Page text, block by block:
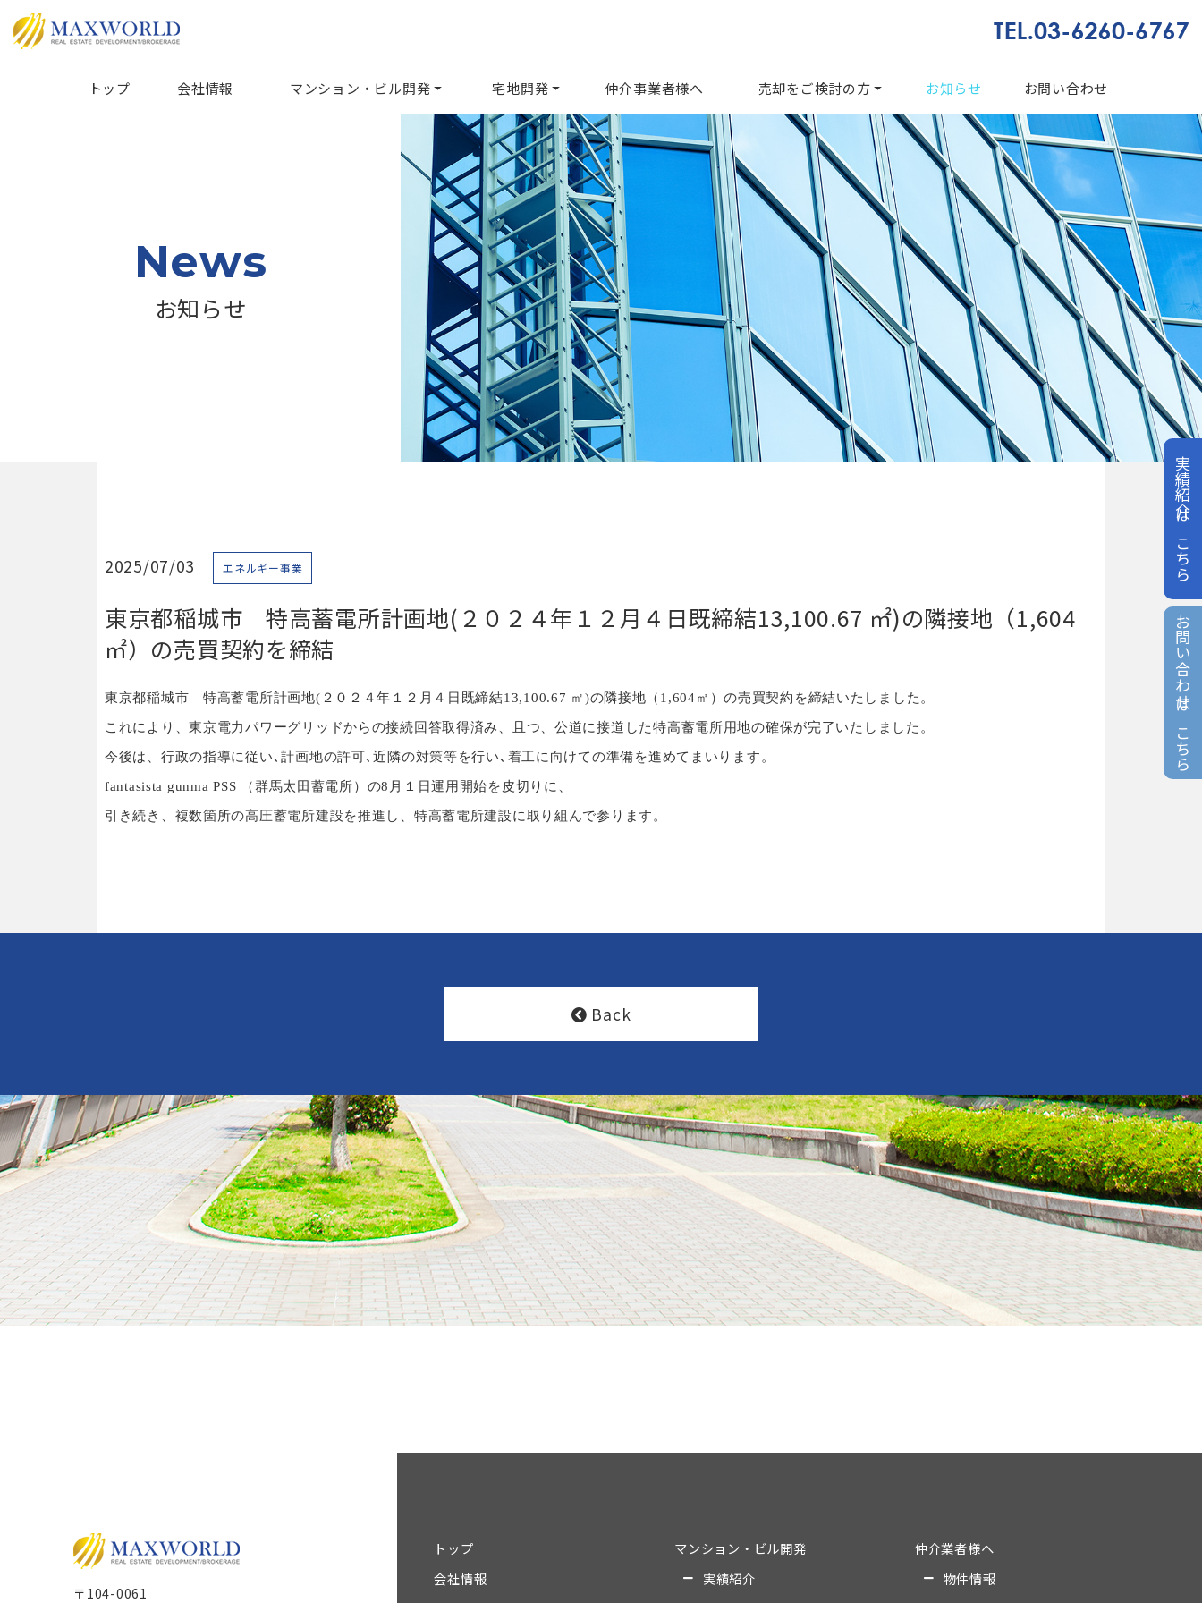
トップ 会社情報 マンション・ビル開発 宅地開発 仲介事業者様へ 売却をご検討の方 お知らせ お問い合わせ
実績紹介はこちら
お問い合わせはこちら
News
お知らせ
2025/07/03 エネルギー事業
東京都稲城市 特高蓄電所計画地(２０２４年１２月４日既締結13,100.67 ㎡)の隣接地（1,604
㎡）の売買契約を締結
東京都稲城市 特高蓄電所計画地( ２０２４年１２月４日既締結13,100.67 ㎡)の隣接地（ 1,604㎡）の売買契約を締結いたしました。
これにより、東京電力パワーグリッドからの接続回答取得済み、且つ、公道に接道した特高蓄電所用地の確保が完了いたしました。
今後は、行政の指導に従い､計画地の許可､近隣の対策等を行い､着工に向けての準備を進めてまいります。
fantasista gunma PSS （群馬太田蓄電所）の8 月１日運用開始を皮切りに、
引き続き、複数箇所の高圧蓄電所建設を推進し、特高蓄電所建設に取り組んで参ります。
Back
〒104-0061
トップ
会社情報
マンション・ビル開発
実績紹介
仲介業者様へ
物件情報